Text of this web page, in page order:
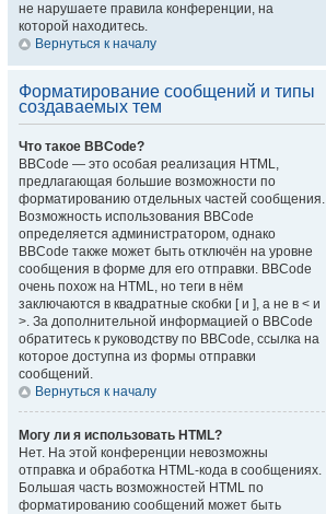
не нарушаете правила конференции, на
которой находитесь.
Вернуться к началу
Форматирование сообщений и типы
создаваемых тем
Что такое BBCode?
BBCode — это особая реализация HTML,
предлагающая большие возможности по
форматированию отдельных частей сообщения.
Возможность использования BBCode
определяется администратором, однако
BBCode также может быть отключён на уровне
сообщения в форме для его отправки. BBCode
очень похож на HTML, но теги в нём
заключаются в квадратные скобки [ и ], а не в < и
>. За дополнительной информацией о BBCode
обратитесь к руководству по BBCode, ссылка на
которое доступна из формы отправки
сообщений.
Вернуться к началу
Могу ли я использовать HTML?
Нет. На этой конференции невозможны
отправка и обработка HTML-кода в сообщениях.
Большая часть возможностей HTML по
форматированию сообщений может быть